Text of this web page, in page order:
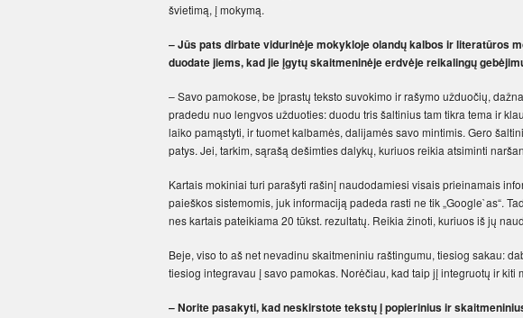
švietimą, į mokymą.
– Jūs pats dirbate vidurinėje mokykloje olandų kalbos ir literatūros
duodate jiems, kad jie įgytų skaitmeninėje erdvėje reikalingų
– Savo pamokose, be įprastų teksto suvokimo ir rašymo užduočių,
pradedu nuo lengvos užduoties: duodu tris šaltinius tam tikra tema ir
laiko pamąstyti, ir tuomet kalbamės, dalijamės savo mintimis. Gero
patys. Jei, tarkim, sąrašą dešimties dalykų, kuriuos reikia atsiminti
Kartais mokiniai turi parašyti rašinį naudodamiesi visais prieinamais
paieškos sistemomis, juk informaciją padeda rasti ne tik „Google`as“.
nes kartais pateikiama 20 tūkst. rezultatų. Reikia žinoti, kuriuos iš jų
Beje, viso to aš net nevadinu skaitmeniniu raštingumu, tiesiog sakau:
tiesiog integravau į savo pamokas. Norėčiau, kad taip jį integruotų ir kiti
– Norite pasakyti, kad neskirstote tekstų į popierinius ir